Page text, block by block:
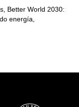
Better World 2030:
energía,